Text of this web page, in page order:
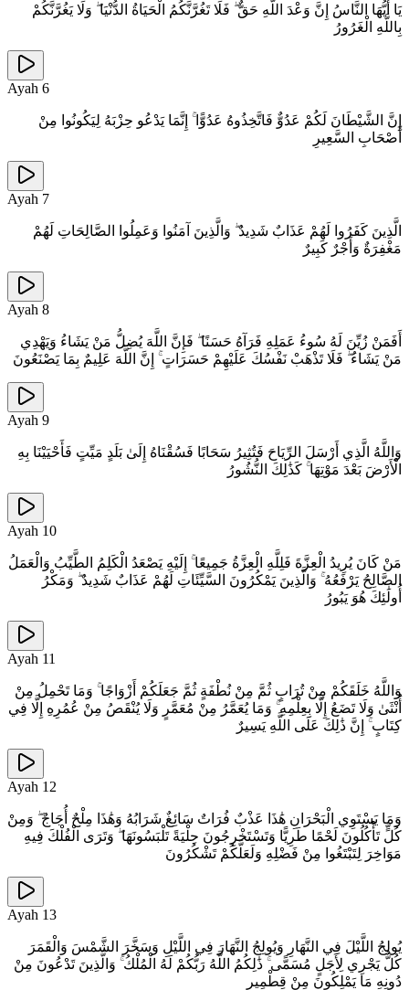
يَا أَيُّهَا النَّاسُ إِنَّ وَعْدَ اللَّهِ حَقٌّ ۖ فَلَا تَغُرَّنَّكُمُ الْحَيَاةُ الدُّنْيَا ۖ وَلَا يَغُرَّنَّكُمْ
بِاللَّهِ الْغَرُورُ
Ayah 6
إِنَّ الشَّيْطَانَ لَكُمْ عَدُوٌّ فَاتَّخِذُوهُ عَدُوًّا ۚ إِنَّمَا يَدْعُو حِزْبَهُ لِيَكُونُوا مِنْ
أَصْحَابِ السَّعِيرِ
Ayah 7
الَّذِينَ كَفَرُوا لَهُمْ عَذَابٌ شَدِيدٌ ۖ وَالَّذِينَ آمَنُوا وَعَمِلُوا الصَّالِحَاتِ لَهُمْ
مَغْفِرَةٌ وَأَجْرٌ كَبِيرٌ
Ayah 8
أَفَمَنْ زُيِّنَ لَهُ سُوءُ عَمَلِهِ فَرَآهُ حَسَنًا ۖ فَإِنَّ اللَّهَ يُضِلُّ مَنْ يَشَاءُ وَيَهْدِي
مَنْ يَشَاءُ ۖ فَلَا تَذْهَبْ نَفْسُكَ عَلَيْهِمْ حَسَرَاتٍ ۚ إِنَّ اللَّهَ عَلِيمٌ بِمَا يَصْنَعُونَ
Ayah 9
وَاللَّهُ الَّذِي أَرْسَلَ الرِّيَاحَ فَتُثِيرُ سَحَابًا فَسُقْنَاهُ إِلَىٰ بَلَدٍ مَيِّتٍ فَأَحْيَيْنَا بِهِ
الْأَرْضَ بَعْدَ مَوْتِهَا ۚ كَذَٰلِكَ النُّشُورُ
Ayah 10
مَنْ كَانَ يُرِيدُ الْعِزَّةَ فَلِلَّهِ الْعِزَّةُ جَمِيعًا ۚ إِلَيْهِ يَصْعَدُ الْكَلِمُ الطَّيِّبُ وَالْعَمَلُ
الصَّالِحُ يَرْفَعُهُ ۚ وَالَّذِينَ يَمْكُرُونَ السَّيِّئَاتِ لَهُمْ عَذَابٌ شَدِيدٌ ۖ وَمَكْرُ
أُولَٰئِكَ هُوَ يَبُورُ
Ayah 11
وَاللَّهُ خَلَقَكُمْ مِنْ تُرَابٍ ثُمَّ مِنْ نُطْفَةٍ ثُمَّ جَعَلَكُمْ أَزْوَاجًا ۚ وَمَا تَحْمِلُ مِنْ
أُنْثَىٰ وَلَا تَضَعُ إِلَّا بِعِلْمِهِ ۚ وَمَا يُعَمَّرُ مِنْ مُعَمَّرٍ وَلَا يُنْقَصُ مِنْ عُمُرِهِ إِلَّا فِي
كِتَابٍ ۚ إِنَّ ذَٰلِكَ عَلَى اللَّهِ يَسِيرٌ
Ayah 12
وَمَا يَسْتَوِي الْبَحْرَانِ هَٰذَا عَذْبٌ فُرَاتٌ سَائِغٌ شَرَابُهُ وَهَٰذَا مِلْحٌ أُجَاجٌ ۖ وَمِنْ
كُلٍّ تَأْكُلُونَ لَحْمًا طَرِيًّا وَتَسْتَخْرِجُونَ حِلْيَةً تَلْبَسُونَهَا ۖ وَتَرَى الْفُلْكَ فِيهِ
مَوَاخِرَ لِتَبْتَغُوا مِنْ فَضْلِهِ وَلَعَلَّكُمْ تَشْكُرُونَ
Ayah 13
يُولِجُ اللَّيْلَ فِي النَّهَارِ وَيُولِجُ النَّهَارَ فِي اللَّيْلِ وَسَخَّرَ الشَّمْسَ وَالْقَمَرَ
كُلٌّ يَجْرِي لِأَجَلٍ مُسَمًّى ۚ ذَٰلِكُمُ اللَّهُ رَبُّكُمْ لَهُ الْمُلْكُ ۚ وَالَّذِينَ تَدْعُونَ مِنْ
دُونِهِ مَا يَمْلِكُونَ مِنْ قِطْمِيرٍ